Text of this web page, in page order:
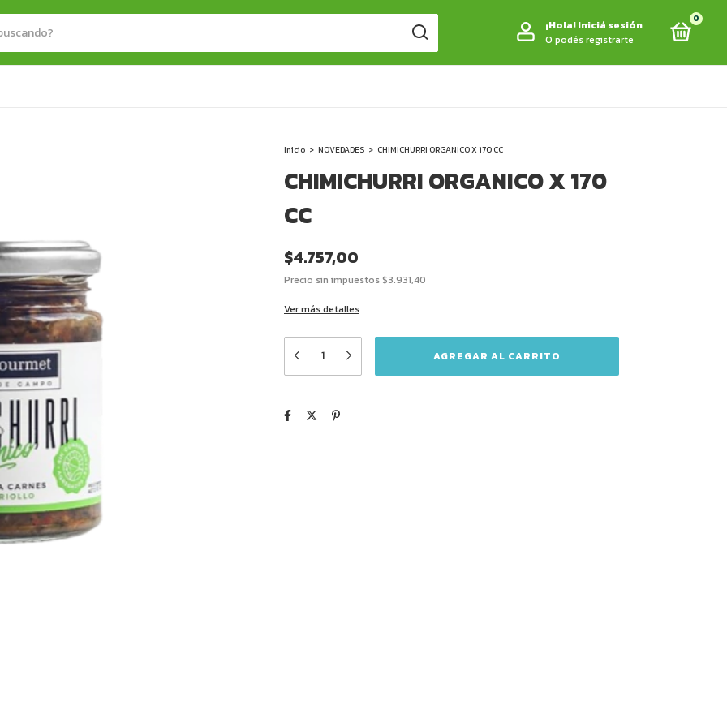
¡Hola!Iniciá sesión
O podés registrarte
0
Inicio > NOVEDADES > CHIMICHURRI ORGANICO X 170 CC
CHIMICHURRI ORGANICO X 170
CC
$4.757,00
Precio sin impuestos$3.931,40
Ver más detalles